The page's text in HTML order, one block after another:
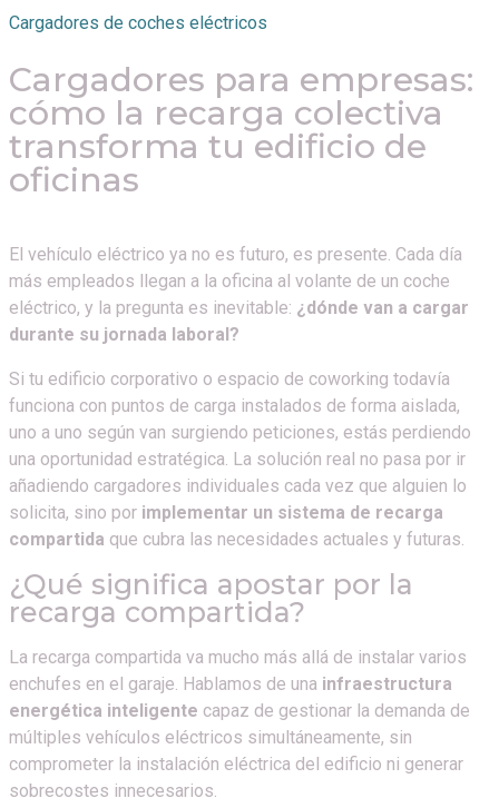
Cargadores de coches eléctricos
Cargadores para empresas:
cómo la recarga colectiva
transforma tu edificio de
oficinas
El vehículo eléctrico ya no es futuro, es presente. Cada día
más empleados llegan a la oficina al volante de un coche
eléctrico, y la pregunta es inevitable: ¿dónde van a cargar
durante su jornada laboral?
Si tu edificio corporativo o espacio de coworking todavía
funciona con puntos de carga instalados de forma aislada,
uno a uno según van surgiendo peticiones, estás perdiendo
una oportunidad estratégica. La solución real no pasa por ir
añadiendo cargadores individuales cada vez que alguien lo
solicita, sino por implementar un sistema de recarga
compartida que cubra las necesidades actuales y futuras.
¿Qué significa apostar por la
recarga compartida?
La recarga compartida va mucho más allá de instalar varios
enchufes en el garaje. Hablamos de una infraestructura
energética inteligente capaz de gestionar la demanda de
múltiples vehículos eléctricos simultáneamente, sin
comprometer la instalación eléctrica del edificio ni generar
sobrecostes innecesarios.